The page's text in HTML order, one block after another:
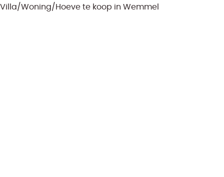
Villa/Woning/Hoeve te koop in Wemmel